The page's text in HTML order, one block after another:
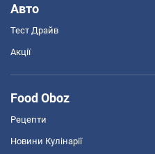
Авто
Тест Драйв
Акції
Food Oboz
Рецепти
Новини Кулінарії